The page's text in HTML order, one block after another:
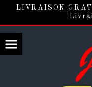
LIVRAISON
Panneau de gestion des